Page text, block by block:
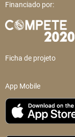
Financiado por:
Ficha de projeto
App Mobile